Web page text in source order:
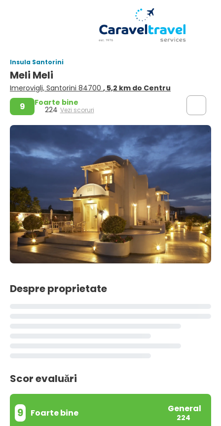
Insula Santorini
Meli Meli
Imerovigli, Santorini 84700 , 5,2 km do Centru
9 Foarte bine
224 Vezi scoruri
Despre proprietate
Scor evaluări
9 Foarte bine General
224